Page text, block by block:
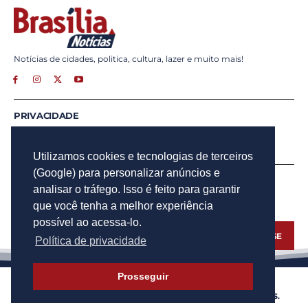
Utilizamos cookies e tecnologias de terceiros
(Google) para personalizar anúncios e
analisar o tráfego. Isso é feito para garantir
que você tenha a melhor experiência
possível ao acessa-lo.
Política de privacidade
Prosseguir
Notícias de cidades, politica, cultura, lazer e muito mais!
PRIVACIDADE
INSCREVA - SE
Para obter atualizações por e-mail do Brasília Notícias.
INSCREVA - SE
© 2023 BRASÍLIA NOTÍCIAS - TODOS OS DIREITOS RESERVADOS.